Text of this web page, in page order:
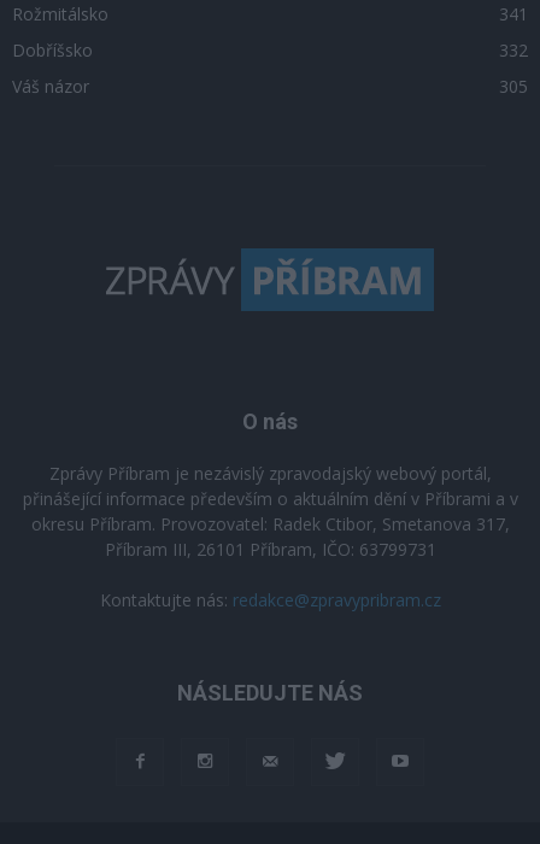
Rožmitálsko
341
Dobříšsko
332
Váš názor
305
O nás
Zprávy Příbram je nezávislý zpravodajský webový portál,
přinášející informace především o aktuálním dění v Příbrami a v
okresu Příbram. Provozovatel: Radek Ctibor, Smetanova 317,
Příbram III, 26101 Příbram, IČO: 63799731
Kontaktujte nás: redakce@zpravypribram.cz
NÁSLEDUJTE NÁS